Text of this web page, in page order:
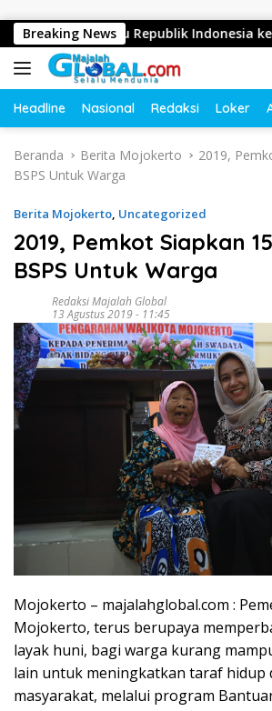
Breaking News
Dirgahayu Republik Indonesia ke-81
Headline Nasional Redaksi Loker
Beranda Berita Mojokerto
2019,
BSPS Untuk Warga
Berita Mojokerto, Uncategorized
2019, Pemkot Siapkan
BSPS Untuk Warga
Redaksi Majalah Global
13 Agustus 2019 - 11:45
Mojokerto – majalahglobal.com :
Mojokerto, terus berupaya
layak huni, bagi warga kurang
lain untuk meningkatkan taraf hidup
masyarakat, melalui program